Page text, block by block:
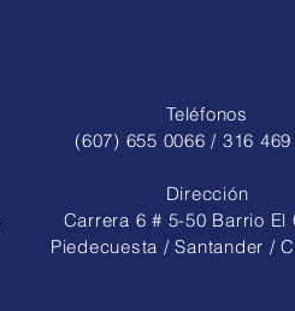
Teléfonos
(607) 655 0066 / 316 469
Dirección
Carrera 6 # 5-50 Barrio El
Piedecuesta / Santander /